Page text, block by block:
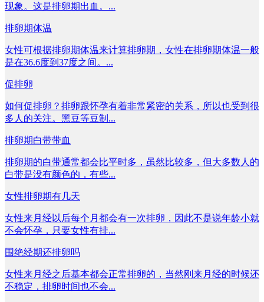
现象。这是排卵期出血。...
排卵期体温
女性可根据排卵期体温来计算排卵期，女性在排卵期体温一般
是在36.6度到37度之间。...
促排卵
如何促排卵？排卵跟怀孕有着非常紧密的关系，所以也受到很
多人的关注。黑豆等豆制...
排卵期白带带血
排卵期的白带通常都会比平时多，虽然比较多，但大多数人的
白带是没有颜色的，有些...
女性排卵期有几天
女性来月经以后每个月都会有一次排卵，因此不是说年龄小就
不会怀孕，只要女性有排...
围绝经期还排卵吗
女性来月经之后基本都会正常排卵的，当然刚来月经的时候还
不稳定，排卵时间也不会...